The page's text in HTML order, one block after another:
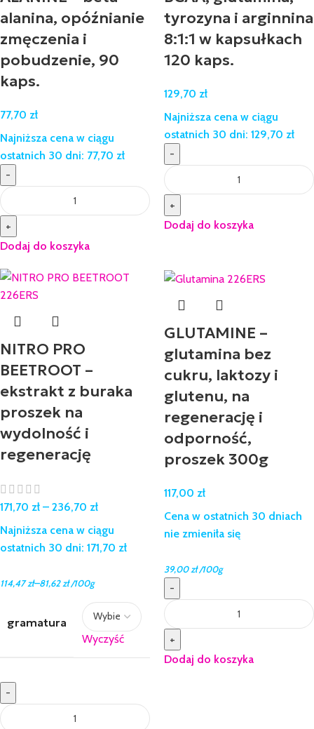
alanina, opóźnianie
zmęczenia i
pobudzenie, 90
kaps.
77,70 zł
Najniższa cena w ciągu
ostatnich 30 dni: 77,70 zł
-
+
Dodaj do koszyka
tyrozyna i arginnina
8:1:1 w kapsułkach
120 kaps.
129,70 zł
Najniższa cena w ciągu
ostatnich 30 dni: 129,70 zł
-
+
Dodaj do koszyka
NITRO PRO
BEETROOT –
ekstrakt z buraka
proszek na
wydolność i
regenerację
171,70 zł – 236,70 zł
Najniższa cena w ciągu
ostatnich 30 dni: 171,70 zł
114,47zł–81,62zł /100g
gramatura
Wyczyść
-
GLUTAMINE –
glutamina bez
cukru, laktozy i
glutenu, na
regenerację i
odporność,
proszek 300g
117,00 zł
Cena w ostatnich 30 dniach
nie zmieniła się
39,00zł /100g
-
+
Dodaj do koszyka